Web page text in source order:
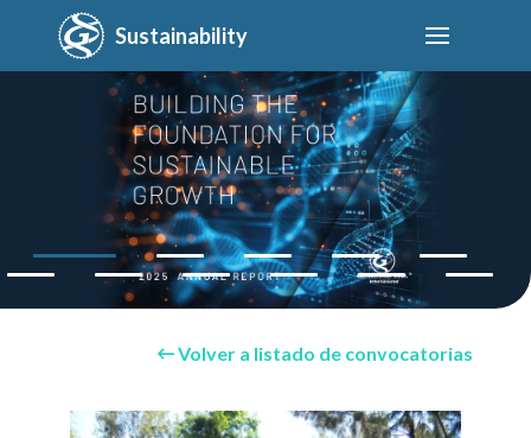
Sustainability
Volver a listado de convocatorias